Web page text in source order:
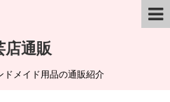
店通販
ドメイド用品の通販紹介